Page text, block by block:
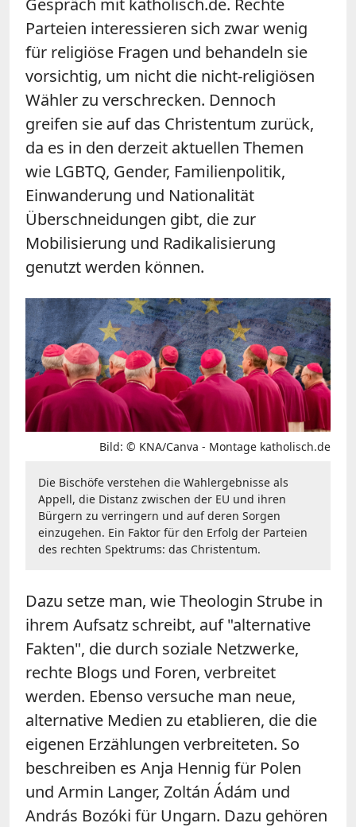
Parteien interessieren sich zwar wenig
für religiöse Fragen und behandeln sie
vorsichtig, um nicht die nicht-religiösen
Wähler zu verschrecken. Dennoch
greifen sie auf das Christentum zurück,
da es in den derzeit aktuellen Themen
wie LGBTQ, Gender, Familienpolitik,
Einwanderung und Nationalität
Überschneidungen gibt, die zur
Mobilisierung und Radikalisierung
genutzt werden können.
Bild: © KNA/Canva - Montage katholisch.de
Die Bischöfe verstehen die Wahlergebnisse als
Appell, die Distanz zwischen der EU und ihren
Bürgern zu verringern und auf deren Sorgen
einzugehen. Ein Faktor für den Erfolg der Parteien
des rechten Spektrums: das Christentum.
Dazu setze man, wie Theologin Strube in
ihrem Aufsatz schreibt, auf "alternative
Fakten", die durch soziale Netzwerke,
rechte Blogs und Foren, verbreitet
werden. Ebenso versuche man neue,
alternative Medien zu etablieren, die die
eigenen Erzählungen verbreiteten. So
beschreiben es Anja Hennig für Polen
und Armin Langer, Zoltán Ádám und
András Bozóki für Ungarn. Dazu gehören